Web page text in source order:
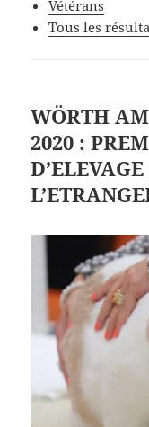
Vétérans
Tous les
WÖRTH
2020 :